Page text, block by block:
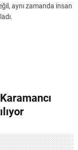
aynı zamanda insan